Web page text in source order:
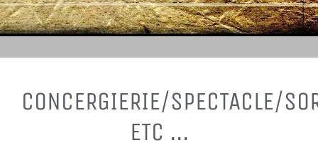
CONCERGIERIE/SPECTACLE/
ETC ...